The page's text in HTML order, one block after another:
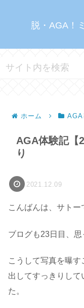
脱・AGA！
ホーム
AGA体験記【
り
2021.12.09
こんばんは、サトー
ブログも23日目、思
こうして写真を曝
出してすっきりし
た。